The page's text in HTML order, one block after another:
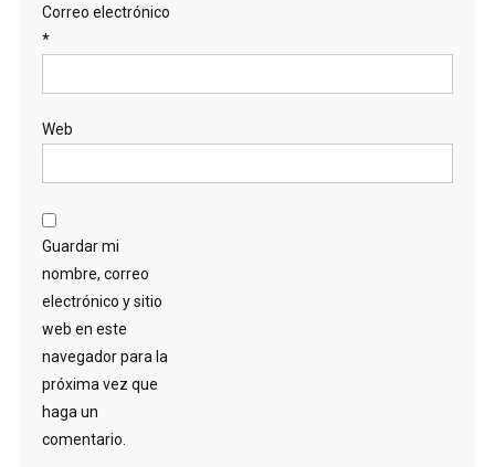
Correo electrónico
*
Web
Guardar mi
nombre, correo
electrónico y sitio
web en este
navegador para la
próxima vez que
haga un
comentario.